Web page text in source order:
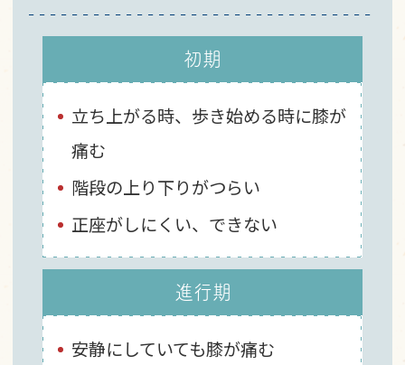
初期
立ち上がる時、歩き始める時に膝が
痛む
階段の上り下りがつらい
正座がしにくい、できない
進行期
安静にしていても膝が痛む